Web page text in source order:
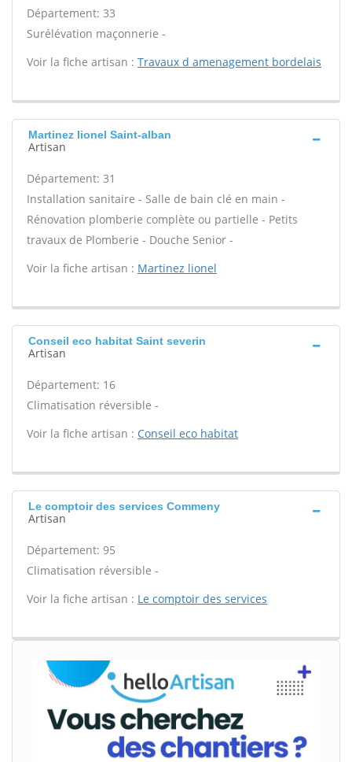
Département: 33
Surélévation maçonnerie -
Voir la fiche artisan : Travaux d amenagement bordelais
Martinez lionel Saint-alban
Artisan
Département: 31
Installation sanitaire - Salle de bain clé en main -
Rénovation plomberie complète ou partielle - Petits
travaux de Plomberie - Douche Senior -
Voir la fiche artisan : Martinez lionel
Conseil eco habitat Saint severin
Artisan
Département: 16
Climatisation réversible -
Voir la fiche artisan : Conseil eco habitat
Le comptoir des services Commeny
Artisan
Département: 95
Climatisation réversible -
Voir la fiche artisan : Le comptoir des services